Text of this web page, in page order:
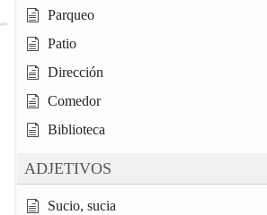
Parqueo
Patio
Dirección
Comedor
Biblioteca
ADJETIVOS
Sucio, sucia